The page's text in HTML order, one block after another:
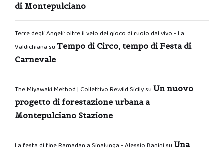
di Montepulciano
Terre degli Angeli: oltre il velo del gioco di ruolo dal vivo - La
Valdichiana su Tempo di Circo, tempo di Festa di
Carnevale
The Miyawaki Method | Collettivo Rewild Sicilysu Un nuovo
progetto di forestazione urbana a
Montepulciano Stazione
La festa di fine Ramadan a Sinalunga - Alessio Banini su Una